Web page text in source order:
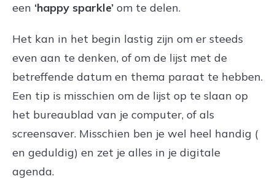
een ‘happy sparkle’ om te delen.
Het kan in het begin lastig zijn om er steeds
even aan te denken, of om de lijst met de
betreffende datum en thema paraat te hebben.
Een tip is misschien om de lijst op te slaan op
het bureaublad van je computer, of als
screensaver. Misschien ben je wel heel handig (
en geduldig) en zet je alles in je digitale
agenda.